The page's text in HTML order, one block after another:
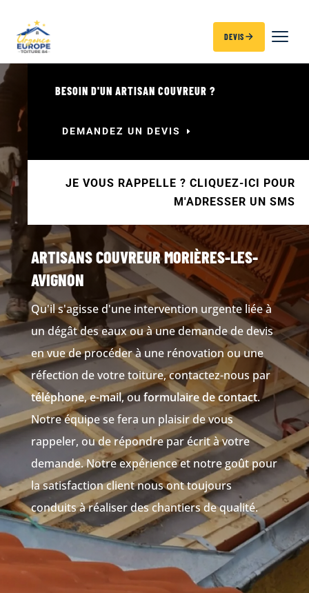
DEVIS
BESOIN D'UN ARTISAN COUVREUR ?
DEMANDEZ UN DEVIS
JE VOUS RAPPELLE ? CLIQUEZ-ICI POUR
M'ADRESSER UN SMS
ARTISANS COUVREUR MORIÈRES-LES-
AVIGNON
Qu'il s'agisse d'une intervention urgente liée à
un dégât des eaux ou à une demande de devis
en vue de procéder à une rénovation ou une
réfection de votre toiture, contactez-nous par
téléphone,e-mail, ouformulaire de contact.
Notre équipe se fera un plaisir de vous
rappeler, ou de répondre par écrit à votre
demande. Notre expérience et notre goût pour
la satisfaction client nous ont toujours
conduits à réaliser des chantiers de qualité.